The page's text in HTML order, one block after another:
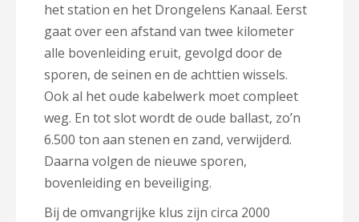
het station en het Drongelens Kanaal. Eerst
gaat over een afstand van twee kilometer
alle bovenleiding eruit, gevolgd door de
sporen, de seinen en de achttien wissels.
Ook al het oude kabelwerk moet compleet
weg. En tot slot wordt de oude ballast, zo’n
6.500 ton aan stenen en zand, verwijderd.
Daarna volgen de nieuwe sporen,
bovenleiding en beveiliging.
Bij de omvangrijke klus zijn circa 2000